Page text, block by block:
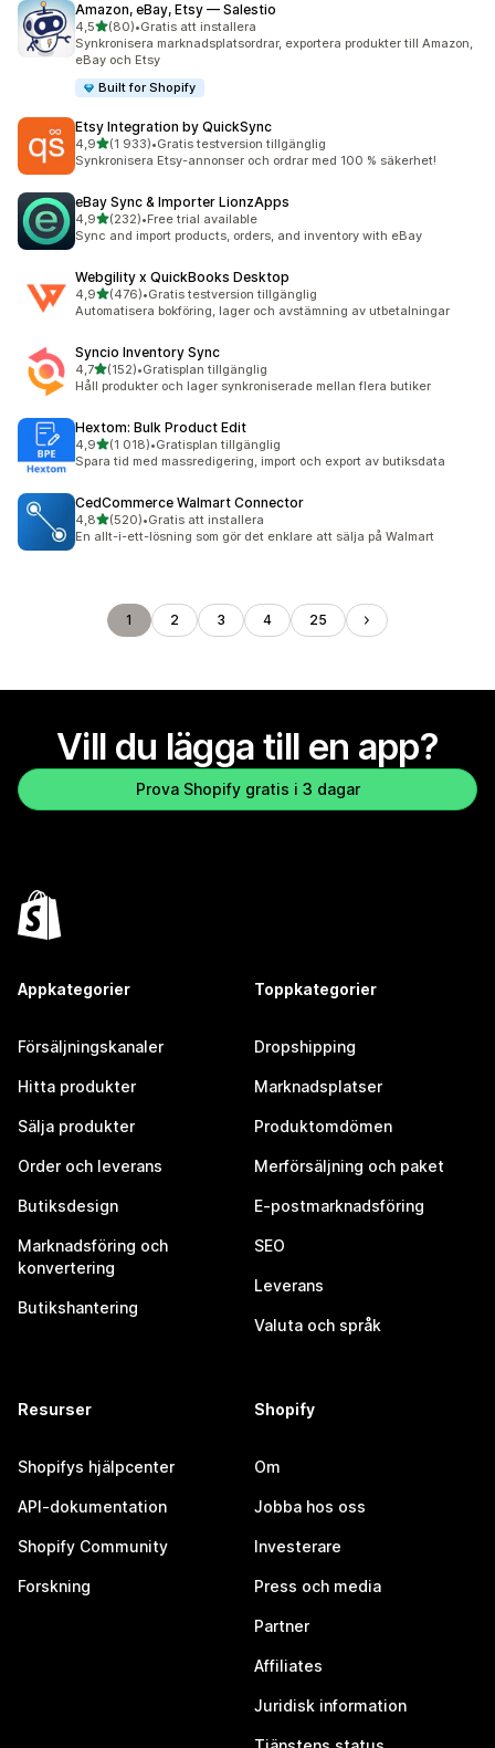
Amazon, eBay, Etsy — Salestio
4,5av 5 stjärnor
(80)
80 recensioner totalt
•Gratis att installera
Synkronisera marknadsplatsordrar, exportera produkter till Amazon,
eBay och Etsy
Built for Shopify
Etsy Integration by QuickSync
4,9av 5 stjärnor
(1 933)
1933 recensioner totalt
•Gratis testversion tillgänglig
Synkronisera Etsy-annonser och ordrar med 100 % säkerhet!
eBay Sync & Importer LionzApps
4,9av 5 stjärnor
(232)
232 recensioner totalt
•Free trial available
Sync and import products, orders, and inventory with eBay
Webgility x QuickBooks Desktop
4,9av 5 stjärnor
(476)
476 recensioner totalt
•Gratis testversion tillgänglig
Automatisera bokföring, lager och avstämning av utbetalningar
Syncio Inventory Sync
4,7av 5 stjärnor
(152)
152 recensioner totalt
•Gratisplan tillgänglig
Håll produkter och lager synkroniserade mellan flera butiker
Hextom: Bulk Product Edit
4,9av 5 stjärnor
(1 018)
1018 recensioner totalt
•Gratisplan tillgänglig
Spara tid med massredigering, import och export av butiksdata
CedCommerce Walmart Connector
4,8av 5 stjärnor
(520)
520 recensioner totalt
•Gratis att installera
En allt-i-ett-lösning som gör det enklare att sälja på Walmart
1 2 3 4 25
Vill du lägga till en app?
Prova Shopify gratis i 3 dagar
Appkategorier
Försäljningskanaler
Hitta produkter
Sälja produkter
Order och leverans
Butiksdesign
Marknadsföring och
konvertering
Butikshantering
Toppkategorier
Dropshipping
Marknadsplatser
Produktomdömen
Merförsäljning och paket
E-postmarknadsföring
SEO
Leverans
Valuta och språk
Resurser
Shopifys hjälpcenter
API-dokumentation
Shopify Community
Forskning
Shopify
Om
Jobba hos oss
Investerare
Press och media
Partner
Affiliates
Juridisk information